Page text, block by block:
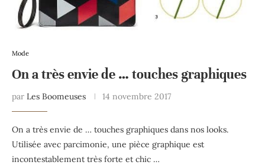
Mode
On a très envie de … touches graphiques
par Les Boomeuses 14 novembre 2017
On a très envie de … touches graphiques dans nos looks.
Utilisée avec parcimonie, une pièce graphique est
incontestablement très forte et chic …